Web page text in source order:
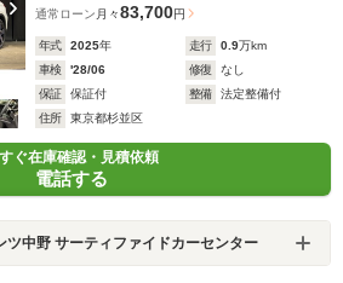
通常ローン 月々83,700円
年式 2025年 走行 0.9万km
車検
'28/06 修復
なし
保証
保証付 整備
法定整備付
住所
東京都杉並区
ぐ在庫確認・見積依頼
電話する
ツ中野 サーティファイドカーセンター